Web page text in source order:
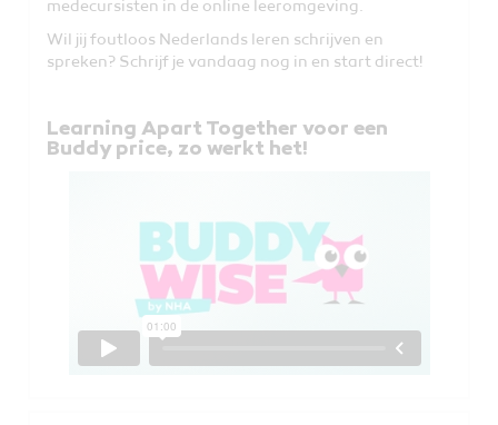
medecursisten in de online leeromgeving.
Wil jij foutloos Nederlands leren schrijven en
spreken? Schrijf je vandaag nog in en start direct!
Learning Apart Together voor een
Buddy price, zo werkt het!